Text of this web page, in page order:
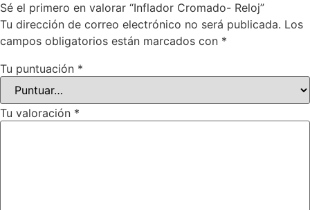
Sé el primero en valorar “Inflador Cromado- Reloj”
Tu dirección de correo electrónico no será publicada. Los
campos obligatorios están marcados con *
Tu puntuación *
Tu valoración *